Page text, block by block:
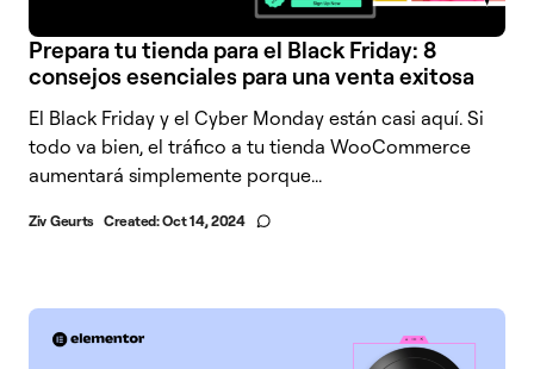
Prepara tu tienda para el Black Friday: 8
consejos esenciales para una venta exitosa
El Black Friday y el Cyber Monday están casi aquí. Si
todo va bien, el tráfico a tu tienda WooCommerce
aumentará simplemente porque...
Ziv Geurts Created:Oct 14, 2024